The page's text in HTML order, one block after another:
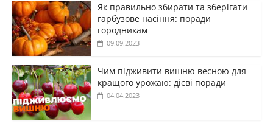
Як правильно збирати та зберігати
гарбузове насіння: поради
городникам
09.09.2023
Чим підживити вишню весною для
кращого урожаю: дієві поради
04.04.2023